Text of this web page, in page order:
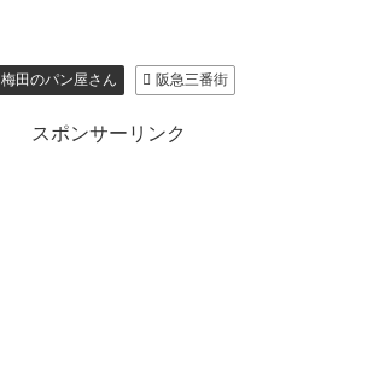
梅田のパン屋さん 阪急三番街
スポンサーリンク